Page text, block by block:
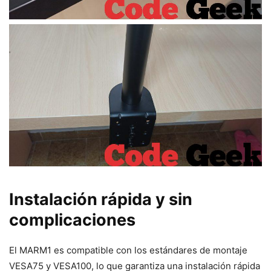
Instalación rápida y sin
complicaciones
El MARM1 es compatible con los estándares de montaje
VESA75 y VESA100, lo que garantiza una instalación rápida